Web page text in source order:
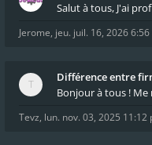
Salut à tous, J'ai
Jerome, jeu. juil. 16, 2026 6:56
Différence entre
Bonjour à tous ! Me
Tevz, lun. nov. 03, 2025 11:12